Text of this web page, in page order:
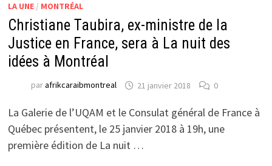
LA UNE/ MONTRÉAL
Christiane Taubira, ex-ministre de la
Justice en France, sera à La nuit des
idées à Montréal
parafrikcaraibmontreal 21 janvier 2018 0
La Galerie de l’UQAM et le Consulat général de France à
Québec présentent, le 25 janvier 2018 à 19h, une
première édition de La nuit …